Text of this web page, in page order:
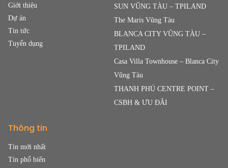
Giới thiệu
Dự án
Tin tức
Tuyển dụng
SUN VŨNG TÀU – TPILAND
The Maris Vũng Tàu
BLANCA CITY VŨNG TÀU –
TPILAND
Casa Villa Townhouse – Blanca City
Vũng Tàu
THANH PHÚ CENTRE POINT –
CSBH & ƯU ĐÃI
Thông tin
Tin mới nhất
Tin phổ biến